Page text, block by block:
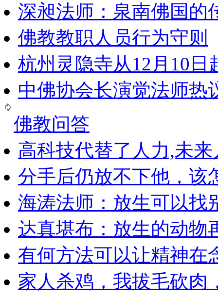
深昶法师：泉南佛国的
佛教教职人员行为守则
杭州灵隐寺从12月10日
中佛协会长演觉法师热
佛教问答
高科技代替了人力,未
分手后仍放不下他，该
海涛法师：放生可以找
达真堪布：放生的动物
有何方法可以让精神在
家人杀鸡，我拔毛砍肉